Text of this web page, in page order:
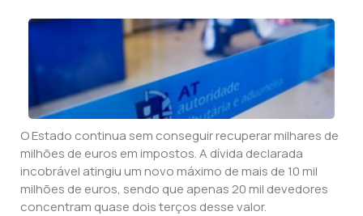
O Estado continua sem conseguir recuperar milhares de
milhões de euros em impostos. A dívida declarada
incobrável atingiu um novo máximo de mais de 10 mil
milhões de euros, sendo que apenas 20 mil devedores
concentram quase dois terços desse valor.